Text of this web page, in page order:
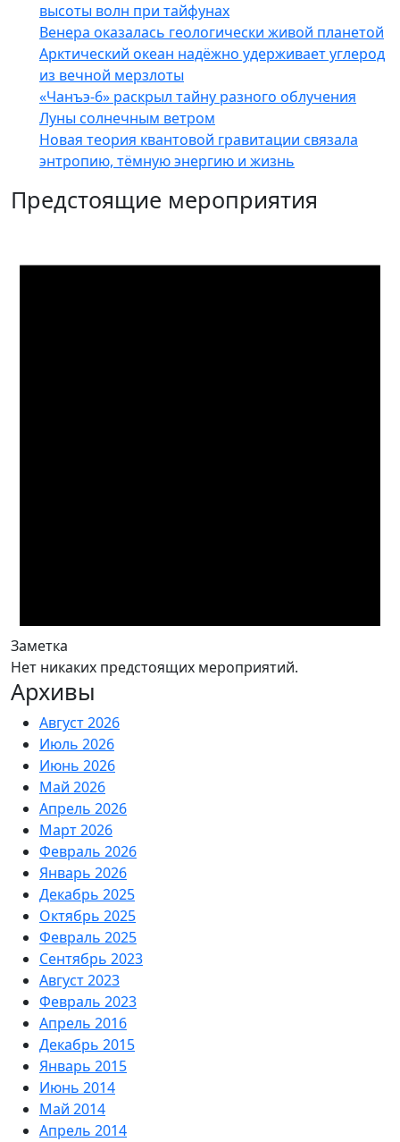
высоты волн при тайфунах
Венера оказалась геологически живой планетой
Арктический океан надёжно удерживает углерод
из вечной мерзлоты
«Чанъэ-6» раскрыл тайну разного облучения
Луны солнечным ветром
Новая теория квантовой гравитации связала
энтропию, тёмную энергию и жизнь
Предстоящие мероприятия
Заметка
Нет никаких предстоящих мероприятий.
Архивы
Август 2026
Июль 2026
Июнь 2026
Май 2026
Апрель 2026
Март 2026
Февраль 2026
Январь 2026
Декабрь 2025
Октябрь 2025
Февраль 2025
Сентябрь 2023
Август 2023
Февраль 2023
Апрель 2016
Декабрь 2015
Январь 2015
Июнь 2014
Май 2014
Апрель 2014